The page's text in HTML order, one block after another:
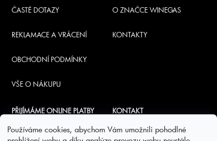
Používáme cookies, abychom Vám umožnili pohodlné
ČASTÉ DOTAZY
REKLAMACE A VRÁCENÍ
OBCHODNÍ PODMÍNKY
VŠE O NÁKUPU
O ZNAČCE WINEGAS
KONTAKTY
PŘIJÍMÁME ONLINE PLATBY KONTAKT
INFO@NABUBLI.CZ